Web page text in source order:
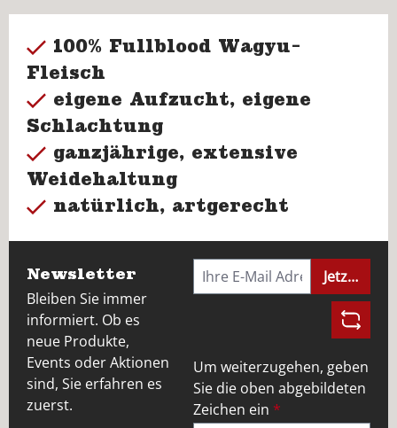
100% Fullblood Wagyu-
Fleisch
eigene Aufzucht, eigene
Schlachtung
ganzjährige, extensive
Weidehaltung
natürlich, artgerecht
Newsletter
Bleiben Sie immer
informiert. Ob es
neue Produkte,
Events oder Aktionen
sind, Sie erfahren es
zuerst.
Jetzt
Um weiterzugehen, geben
Sie die oben abgebildeten
Zeichen ein *